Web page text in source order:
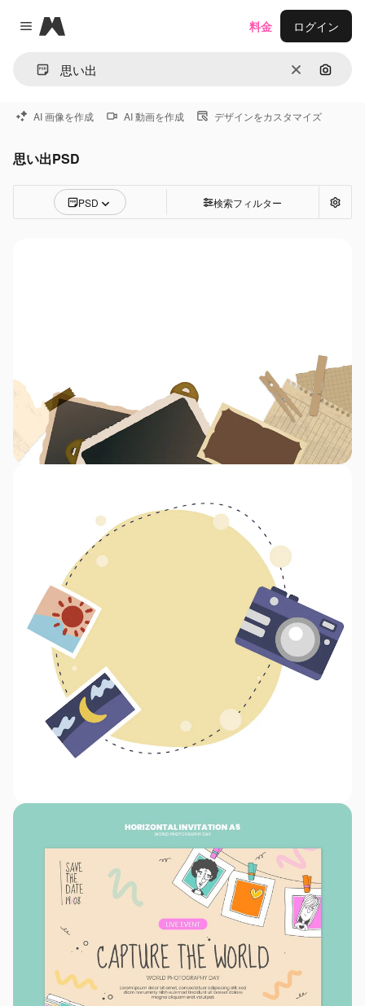
Close menu
Magnific
消去 画像で
料金 ログイン
AI 画像を作成 AI 動画を作成 デザインをカスタマイズ
思い出PSD
PSD 検索フィルター